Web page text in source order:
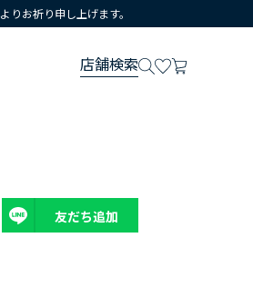
お祈り申し上げます。
店舗検索
友だち追加